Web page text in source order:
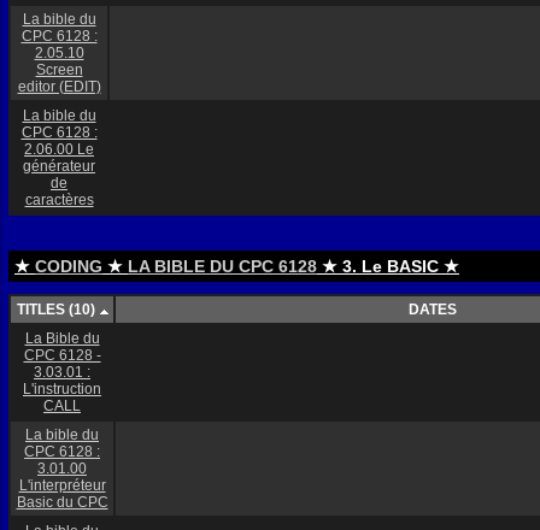
La bible du
CPC 6128 :
2.05.10
Screen
editor (EDIT)
La bible du
CPC 6128 :
2.06.00 Le
générateur
de
caractères
★ CODING ★ LA BIBLE DU CPC 6128 ★ 3. Le BASIC ★
TITLES (10)
DATES
La Bible du
CPC 6128 -
3.03.01 :
L'instruction
CALL
La bible du
CPC 6128 :
3.01.00
L'interpréteur
Basic du CPC